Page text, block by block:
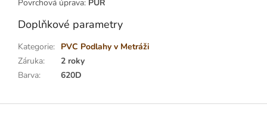
Povrchová úprava: PUR
Doplňkové parametry
Kategorie: PVC Podlahy v Metráži
Záruka:
2 roky
Barva: 620D
Z